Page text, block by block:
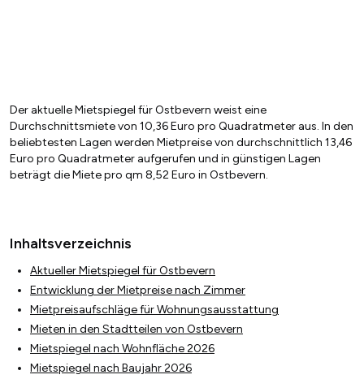
Der aktuelle Mietspiegel für Ostbevern weist eine
Durchschnittsmiete von 10,36 Euro pro Quadratmeter aus. In den
beliebtesten Lagen werden Mietpreise von durchschnittlich 13,46
Euro pro Quadratmeter aufgerufen und in günstigen Lagen
beträgt die Miete pro qm 8,52 Euro in Ostbevern.
Inhaltsverzeichnis
Aktueller Mietspiegel für Ostbevern
Entwicklung der Mietpreise nach Zimmer
Mietpreisaufschläge für Wohnungsausstattung
Mieten in den Stadtteilen von Ostbevern
Mietspiegel nach Wohnfläche 2026
Mietspiegel nach Baujahr 2026